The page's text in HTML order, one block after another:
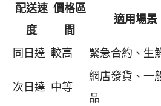
配送速
度
價格區
間
適用場景
同日達 較高 緊急合約、生
次日達 中等
網店發貨、一
品